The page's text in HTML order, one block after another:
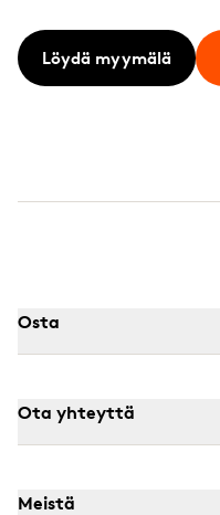
Löydä myymälä
Osta
Ota yhteyttä
Meistä